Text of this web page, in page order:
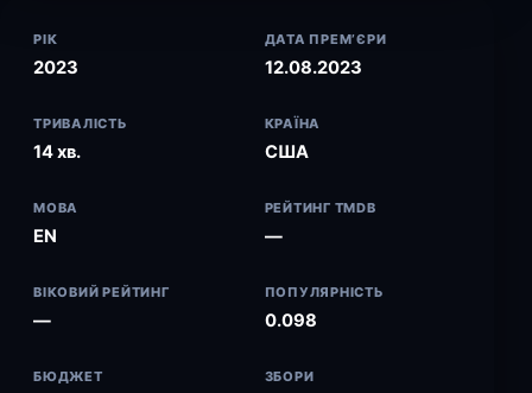
РІК
2023
ДАТА ПРЕМ’ЄРИ
12.08.2023
ТРИВАЛІСТЬ
14 хв.
КРАЇНА
США
МОВА
EN
РЕЙТИНГ TMDB
—
ВІКОВИЙ РЕЙТИНГ
—
ПОПУЛЯРНІСТЬ
0.098
БЮДЖЕТ ЗБОРИ